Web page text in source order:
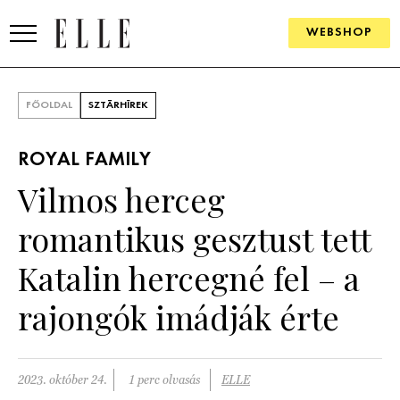
WEBSHOP
SZÉPSÉG
PÁRKAPCSOLAT
FŐOLDAL SZTÁRHÍREK
ROYAL FAMILY
Vilmos herceg
romantikus gesztust tett
Katalin hercegné fel – a
rajongók imádják érte
2023. október 24. 1 perc olvasás ELLE